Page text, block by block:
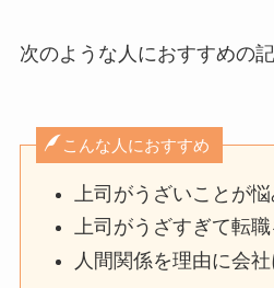
次のような人におすすめの記
こんな人におすすめ
上司がうざいことが
上司がうざすぎて転
人間関係を理由に会